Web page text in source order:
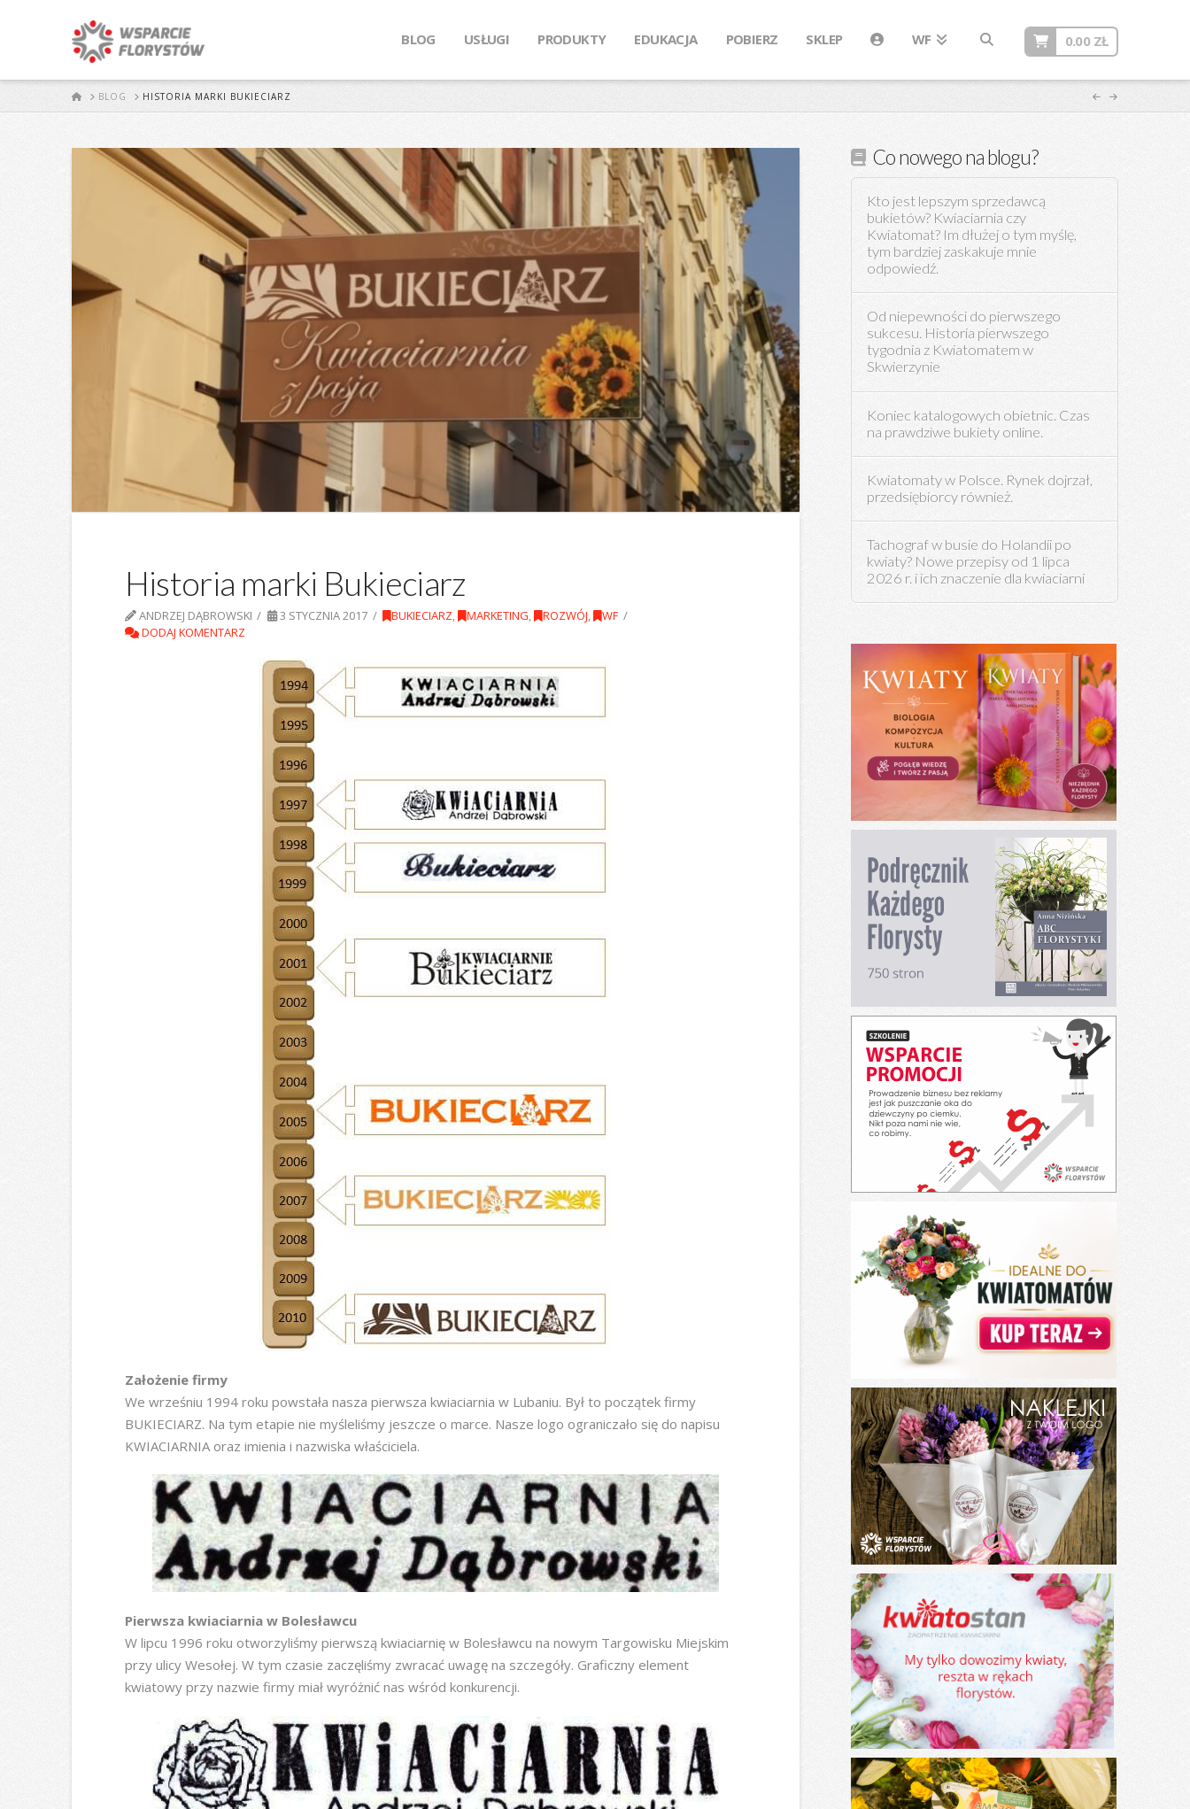
BLOG USŁUGI PRODUKTY EDUKACJA POBIERZ SKLEP WF 0.00 ZŁ
STARTBLOG HISTORIA MARKI BUKIECIARZ
Historia marki Bukieciarz
ANDRZEJ DĄBROWSKI 3 STYCZNIA 2017 BUKIECIARZ, MARKETING, ROZWÓJ, WF
DODAJ KOMENTARZ
Założenie firmy
We wrześniu 1994 roku powstała nasza pierwsza kwiaciarnia w Lubaniu. Był to początek firmy
BUKIECIARZ. Na tym etapie nie myśleliśmy jeszcze o marce. Nasze logo ograniczało się do napisu
KWIACIARNIA oraz imienia i nazwiska właściciela.
Pierwsza kwiaciarnia w Bolesławcu
W lipcu 1996 roku otworzyliśmy pierwszą kwiaciarnię w Bolesławcu na nowym Targowisku Miejskim
przy ulicy Wesołej. W tym czasie zaczęliśmy zwracać uwagę na szczegóły. Graficzny element
kwiatowy przy nazwie firmy miał wyróżnić nas wśród konkurencji.
Co nowego na blogu?
Kto jest lepszym sprzedawcą
bukietów? Kwiaciarnia czy
Kwiatomat? Im dłużej o tym myślę,
tym bardziej zaskakuje mnie
odpowiedź.
Od niepewności do pierwszego
sukcesu. Historia pierwszego
tygodnia z Kwiatomatem w
Skwierzynie
Koniec katalogowych obietnic. Czas
na prawdziwe bukiety online.
Kwiatomaty w Polsce. Rynek dojrzał,
przedsiębiorcy również.
Tachograf w busie do Holandii po
kwiaty? Nowe przepisy od 1 lipca
2026 r. i ich znaczenie dla kwiaciarni